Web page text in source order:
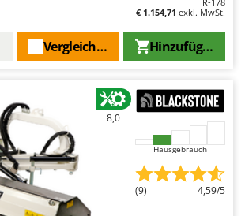
€ 1.154,71 exkl. MwSt.
Hinzufügen
Vergleichen Sie
8,0
Hausgebrauch
(9) 4,59/5